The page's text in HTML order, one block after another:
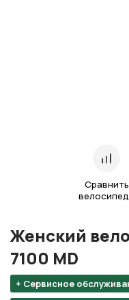
Сравнить
+ Сервисное
Женский
7100 MD